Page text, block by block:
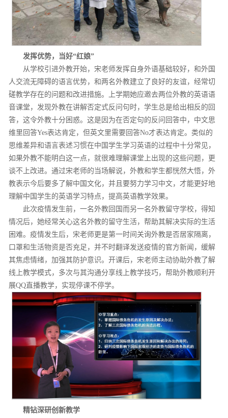
发挥优势，当好“红娘”
从学校引进外教开始，宋老师发挥自身外语基础较好，和外国
人交流无障碍的语言优势，和两名外教建立了良好的友谊，经常切
磋教学存在的问题和改进措施。上学期她应邀去两位外教的英语语
音课堂，发现外教在讲解否定式反问句时，学生总是给出相反的回
答，这令外教十分困惑。这是因为在否定句的反问回答中，中文思
维里回答Yes表达肯定，但英文里需要回答No才表达肯定。类似的
思维差异和语言表述习惯在中国学生学习英语的过程中十分常见，
如果外教不能明白这一点，就很难理解课堂上出现的这些问题，更
谈不上改进。通过宋老师的当场解说，外教和学生都恍然大悟，外
教表示今后要多了解中国文化，并且要努力学习中文，才能更好地
理解中国学生的英语学习特点，提高英语教学效果。
此次疫情发生前，一名外教回国而另一名外教留守学校，得知
情况后，她经常关心这名外教的留守生活，帮助其解决实际的生活
困难。疫情发生后，宋老师更是第一时间关询外教是否居家隔离，
口罩和生活物资是否充足，并不时翻译发送疫情的官方新闻，缓解
其焦虑情绪，加强其防护意识。开课后，宋老师主动协助外教了解
线上教学模式，多次与其沟通分享线上教学技巧，帮助外教顺利开
展QQ直播教学，实现停课不停学。
精钻深研创新教学